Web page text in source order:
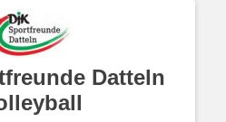
Datteln